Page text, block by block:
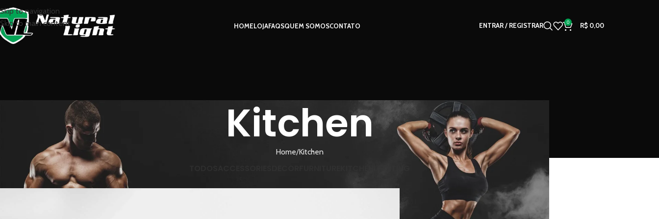
Skip to navigation
Skip to main content
HOMELOJAFAQSQUEM SOMOSCONTATO ENTRAR / REGISTRAR 0 R$ 0,00
Kitchen
Home Kitchen